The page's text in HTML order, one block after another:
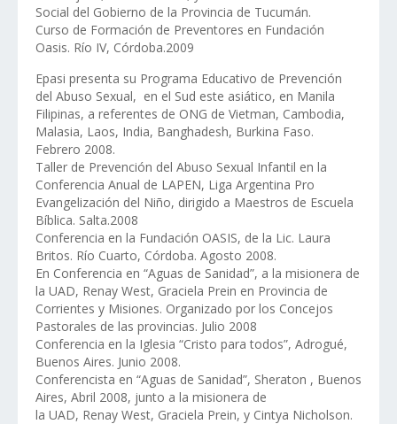
Social del Gobierno de la Provincia de Tucumán.
Curso de Formación de Preventores en Fundación
Oasis. Río IV, Córdoba.2009
Epasi presenta su Programa Educativo de Prevención
del Abuso Sexual, en el Sud este asiático, en Manila
Filipinas, a referentes de ONG de Vietman, Cambodia,
Malasia, Laos, India, Banghadesh, Burkina Faso.
Febrero 2008.
Taller de Prevención del Abuso Sexual Infantil en la
Conferencia Anual de LAPEN, Liga Argentina Pro
Evangelización del Niño, dirigido a Maestros de Escuela
Bíblica. Salta.2008
Conferencia en la Fundación OASIS, de la Lic. Laura
Britos. Río Cuarto, Córdoba. Agosto 2008.
En Conferencia en “Aguas de Sanidad”, a la misionera de
la UAD, Renay West, Graciela Prein en Provincia de
Corrientes y Misiones. Organizado por los Concejos
Pastorales de las provincias. Julio 2008
Conferencia en la Iglesia “Cristo para todos”, Adrogué,
Buenos Aires. Junio 2008.
Conferencista en “Aguas de Sanidad”, Sheraton , Buenos
Aires, Abril 2008, junto a la misionera de
la UAD, Renay West, Graciela Prein, y Cintya Nicholson.